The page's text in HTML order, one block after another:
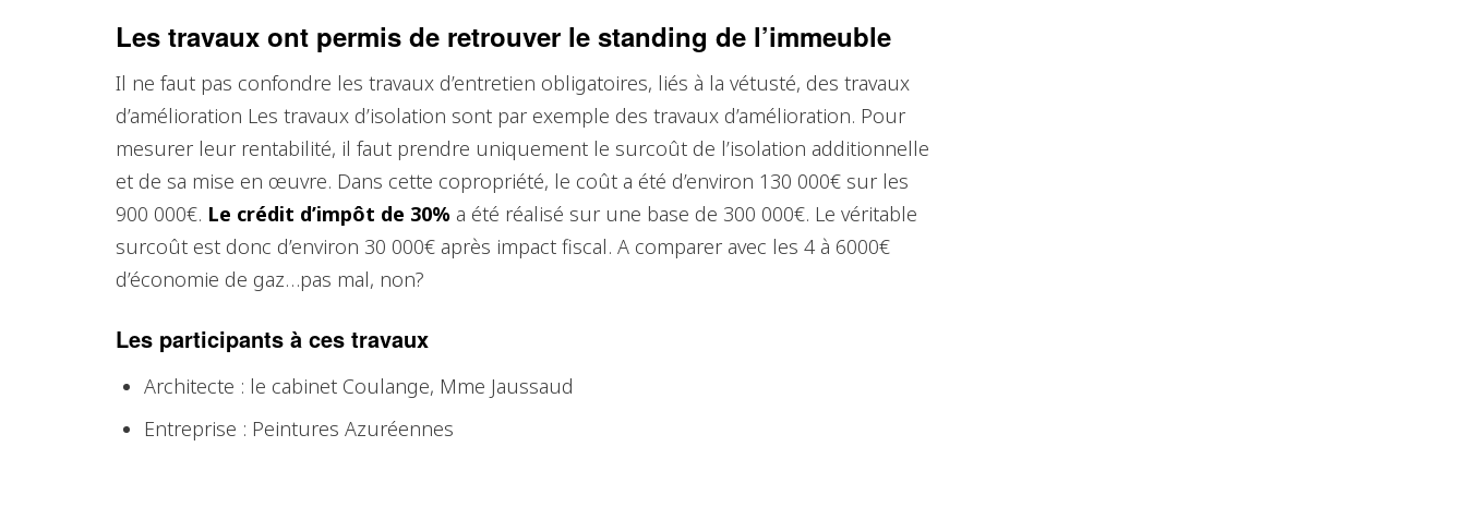
Les travaux ont permis de retrouver le standing de l’immeuble
Il ne faut pas confondre les travaux d’entretien obligatoires, liés à la vétusté, des travaux
d’amélioration Les travaux d’isolation sont par exemple des travaux d’amélioration. Pour
mesurer leur rentabilité, il faut prendre uniquement le surcoût de l’isolation additionnelle
et de sa mise en œuvre. Dans cette copropriété, le coût a été d’environ 130 000€ sur les
900 000€. Le crédit d’impôt de 30% a été réalisé sur une base de 300 000€. Le véritable
surcoût est donc d’environ 30 000€ après impact fiscal. A comparer avec les 4 à 6000€
d’économie de gaz…pas mal, non?
Les participants à ces travaux
Architecte : le cabinet Coulange, Mme Jaussaud
Entreprise : Peintures Azuréennes